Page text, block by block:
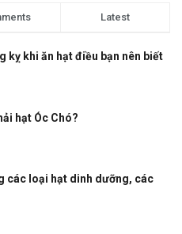
Latest
kỵ khi ăn hạt điều bạn nên biết
hạt Óc Chó?
các loại hạt dinh dưỡng, các